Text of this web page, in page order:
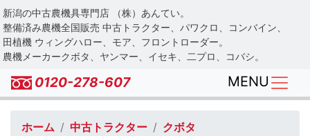
Skip
to
main
content
新潟の中古農機具専門店 （株）あんてい。
整備済み農機全国販売 中古トラクター、パワクロ、コンバイン、
田植機 ウィングハロー、モア、フロントローダー。
農機メーカークボタ、ヤンマー、イセキ、二プロ、コバシ。
0120-278-607 MENU
ホーム 中古トラクター
クボタ